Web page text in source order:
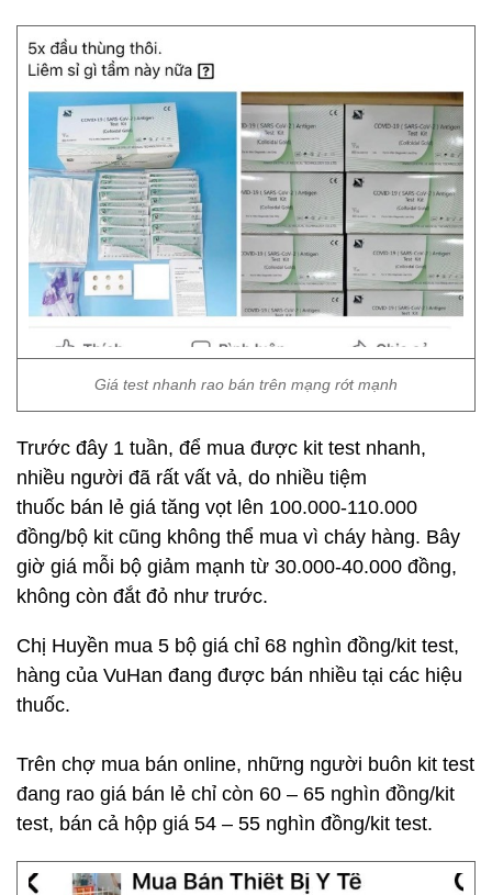
Giá test nhanh rao bán trên mạng rớt mạnh
Trước đây 1 tuần, để mua được kit test nhanh,
nhiều người đã rất vất vả, do nhiều tiệm
thuốc bán lẻ giá tăng vọt lên 100.000-110.000
đồng/bộ kit cũng không thể mua vì cháy hàng. Bây
giờ giá mỗi bộ giảm mạnh từ 30.000-40.000 đồng,
không còn đắt đỏ như trước.
Chị Huyền mua 5 bộ giá chỉ 68 nghìn đồng/kit test,
hàng của VuHan đang được bán nhiều tại các hiệu
thuốc.
Trên chợ mua bán online, những người buôn kit test
đang rao giá bán lẻ chỉ còn 60 – 65 nghìn đồng/kit
test, bán cả hộp giá 54 – 55 nghìn đồng/kit test.